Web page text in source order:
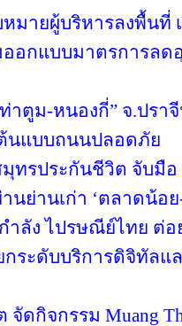
มายผู้บริหารลงพื้นที่
อกแบบมาตรการลด
ตูม-หนองกี่” จ.ปรา
นแบบถนนปลอดภัย
ทรประกันชีวิต จับมือ
นย่านเก่า ‘ตลาดน้อย
ำลัง ไปรษณีย์ไทย ต่
ระดับบริการดิจิทัลแ
ดกิจกรรม Muang